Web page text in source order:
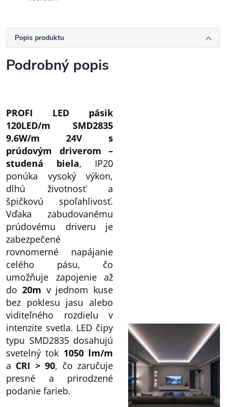
Popis produktu
Podrobný popis
PROFI LED pásik
120LED/m SMD2835
9.6W/m 24V s
prúdovým driverom –
studená biela, IP20
ponúka vysoký výkon,
dlhú životnosť a
špičkovú spoľahlivosť.
Vďaka zabudovanému
prúdovému driveru je
zabezpečené
rovnomerné napájanie
celého pásu, čo
umožňuje zapojenie až
do 20m v jednom kuse
bez poklesu jasu alebo
viditeľného rozdielu v
intenzite svetla. LED čipy
typu SMD2835 dosahujú
svetelný tok 1050 lm/m
a CRI > 90, čo zaručuje
presné a prirodzené
podanie farieb.